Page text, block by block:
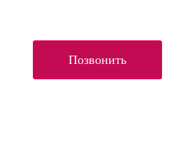
Позвонить